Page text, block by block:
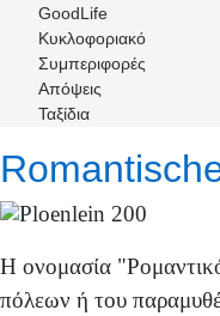
GoodLife
Κυκλοφοριακό
Συμπεριφορές
Απόψεις
Ταξίδια
Η ονομασία
πόλεων ή του